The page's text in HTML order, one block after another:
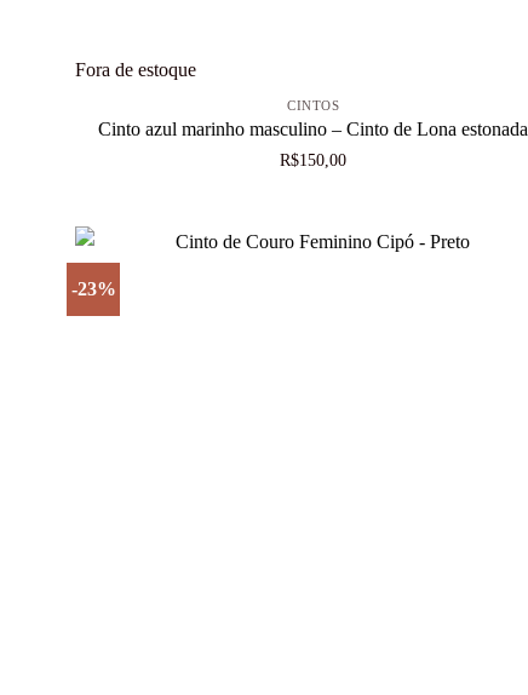
+
Fora de estoque
CINTOS
Cinto azul marinho masculino – Cinto de Lona estonada
R$150,00
-23%